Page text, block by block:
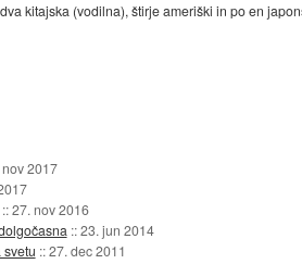
kitajska (vodilna), štirje ameriški in po en
nov 2017
::27. nov 2016
::23. jun 2014
::27. dec 2011